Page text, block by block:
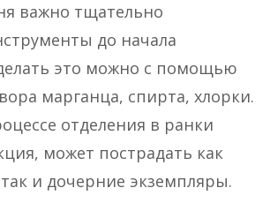
важно тщательно
до начала
это можно с помощью
марганца, спирта, хлорки.
отделения в ранки
может пострадать как
и дочерние экземпляры.